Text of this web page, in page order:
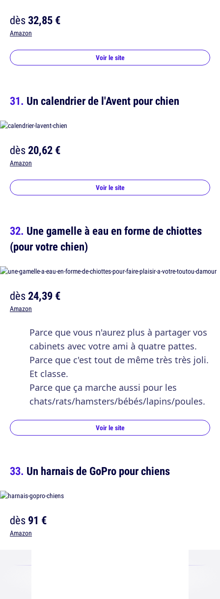
dès32,85 €
Amazon
Voir le site
Un calendrier de l'Avent pour chien
dès20,62 €
Amazon
Voir le site
Une gamelle à eau en forme de chiottes
(pour votre chien)
dès24,39 €
Amazon
Parce que vous n'aurez plus à partager vos
cabinets avec votre ami à quatre pattes.
Parce que c'est tout de même très très joli.
Et classe.
Parce que ça marche aussi pour les
chats/rats/hamsters/bébés/lapins/poules.
Voir le site
Un harnais de GoPro pour chiens
dès91 €
Amazon